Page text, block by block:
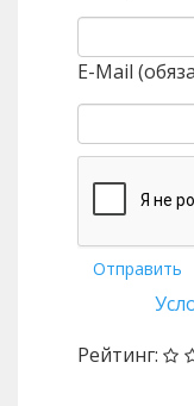
E-Mail
Отправить
Рейтинг: